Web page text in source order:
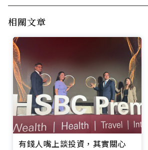
相關文章
有錢人嘴上談投資，其實關心